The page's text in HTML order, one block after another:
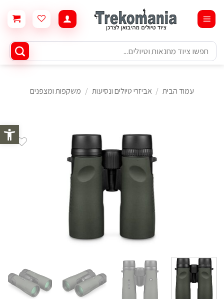
פתח
content
חיפוש
עבור:
עמוד הבית / אביזרי טיולים ונסיעות / משקפות ומצפנים